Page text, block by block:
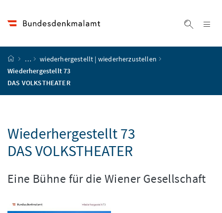
Startseite
…
wiederhergestellt | wiederherzustellen
Wiederhergestellt 73
DAS VOLKSTHEATER
Wiederhergestellt 73
DAS VOLKSTHEATER
Eine Bühne für die Wiener Gesellschaft